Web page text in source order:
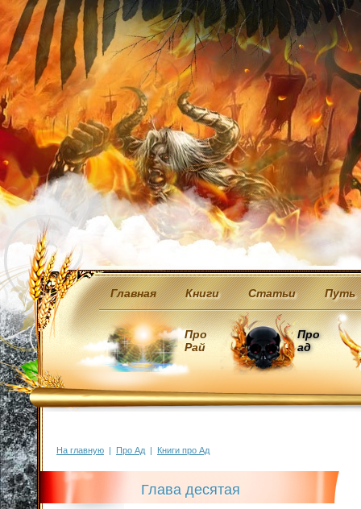
Главная Книги Статьи Путь
Про
Рай
Про
ад
На главную | Про Ад | Книги про Ад
Глава десятая